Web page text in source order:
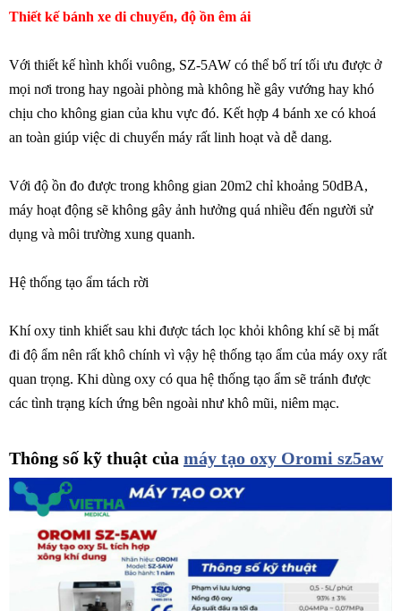
Thiết kế bánh xe di chuyển, độ ồn êm ái
Với thiết kế hình khối vuông, SZ-5AW có thể bố trí tối ưu được ở
mọi nơi trong hay ngoài phòng mà không hề gây vướng hay khó
chịu cho không gian của khu vực đó. Kết hợp 4 bánh xe có khoá
an toàn giúp việc di chuyển máy rất linh hoạt và dễ dang.
Với độ ồn đo được trong không gian 20m2 chỉ khoảng 50dBA,
máy hoạt động sẽ không gây ảnh hưởng quá nhiều đến người sử
dụng và môi trường xung quanh.
Hệ thống tạo ẩm tách rời
Khí oxy tinh khiết sau khi được tách lọc khỏi không khí sẽ bị mất
đi độ ẩm nên rất khô chính vì vậy hệ thống tạo ẩm của máy oxy rất
quan trọng. Khi dùng oxy có qua hệ thống tạo ẩm sẽ tránh được
các tình trạng kích ứng bên ngoài như khô mũi, niêm mạc.
Thông số kỹ thuật của máy tạo oxy Oromi sz5aw